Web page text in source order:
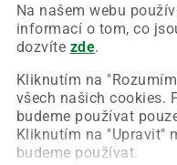
Na našem webu
informací o tom, co
dozvíte zde.
Kliknutím na
všech našich cookies.
budeme používat
Kliknutím na "Upravit"
budeme používat.
Chyba nastala na
Zkuste prosím
Obnovit stránku